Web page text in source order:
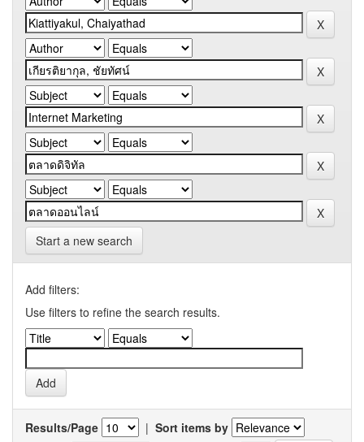
Start a new search
Add filters:
Use filters to refine the search results.
Results/Page | Sort items by